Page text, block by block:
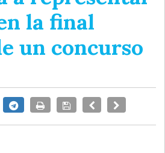
la final
un concurso